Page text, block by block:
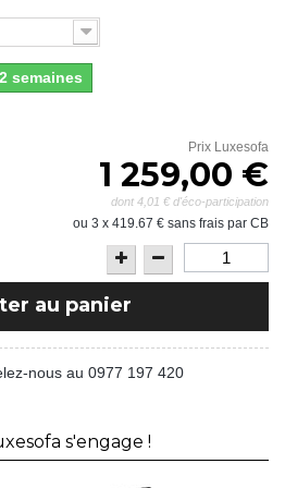
semaines
Prix Luxesofa
1 259,00 €
dont 4,01 €d'éco-participation
ou 3 x 419.67 € sans frais par CB
au panier
nous au 0977 197 420
s'engage !